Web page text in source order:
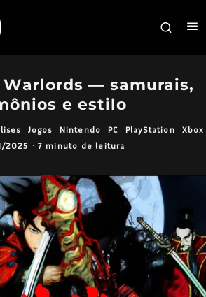
— samurais,
e estilo
Jogos Nintendo PC PlayStation
Xbox
2025 · 7 minuto de leitura